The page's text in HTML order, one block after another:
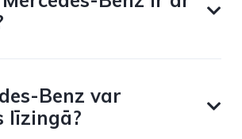
Benz var
līzingā?